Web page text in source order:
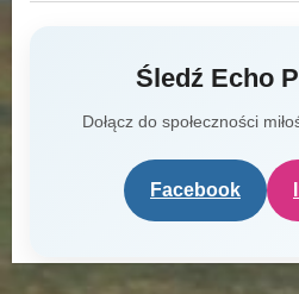
Śledź Echo
Dołącz do społeczności
Facebook